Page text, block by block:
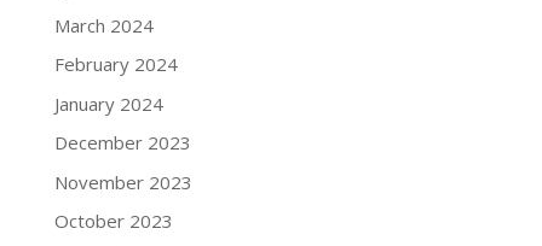
March 2024
February 2024
January 2024
December 2023
November 2023
October 2023